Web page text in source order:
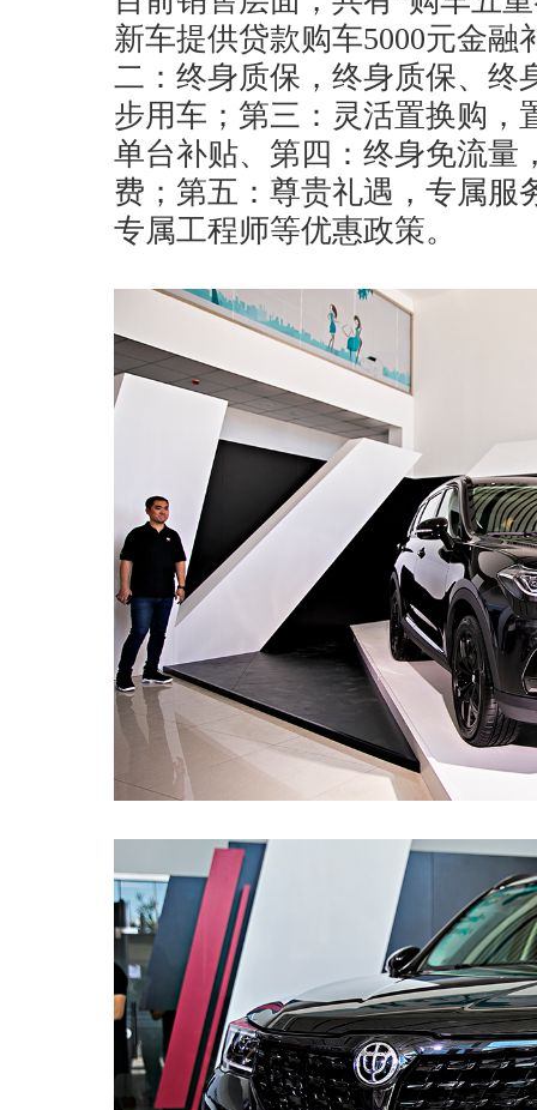
新车提供贷款购车5000元金融
二：终身质保，终身质保、终
步用车；第三：灵活置换购，
单台补贴、第四：终身免流量
费；第五：尊贵礼遇，专属服
专属工程师等优惠政策。